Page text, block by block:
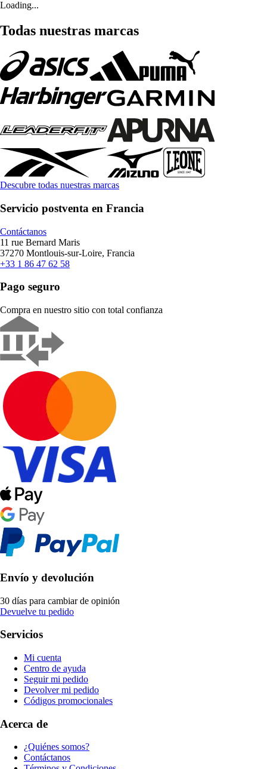
Loading...
Todas nuestras marcas
Descubre todas nuestras marcas
Servicio postventa en Francia
Contáctanos
11 rue Bernard Maris
37270 Montlouis-sur-Loire, Francia
+33 1 86 47 62 58
Pago seguro
Compra en nuestro sitio con total confianza
Envío y devolución
30 días para cambiar de opinión
Devuelve tu pedido
Servicios
Mi cuenta
Centro de ayuda
Seguir mi pedido
Devolver mi pedido
Códigos promocionales
Acerca de
¿Quiénes somos?
Contáctanos